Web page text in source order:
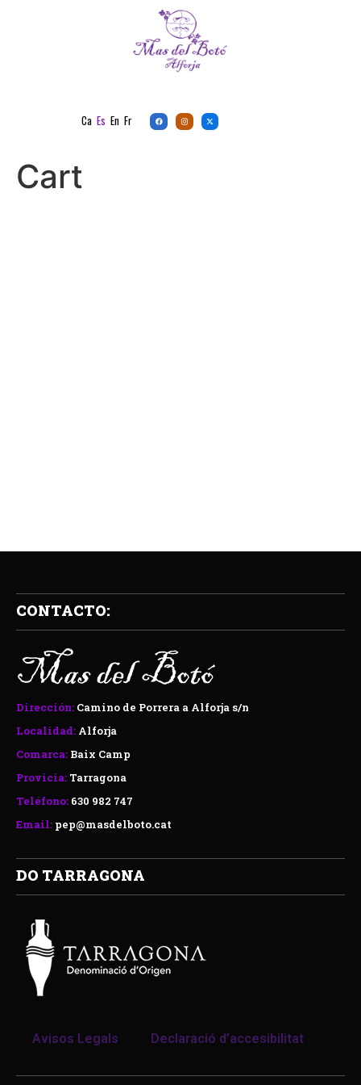
Ca Es En Fr
Cart
CONTACTO:
Dirección: Camino de Porrera a Alforja s/n
Localidad: Alforja
Comarca: Baix Camp
Provicia: Tarragona
Teléfono: 630 982 747
Email: pep@masdelboto.cat
DO TARRAGONA
Avisos Legals Declaració d’accesibilitat